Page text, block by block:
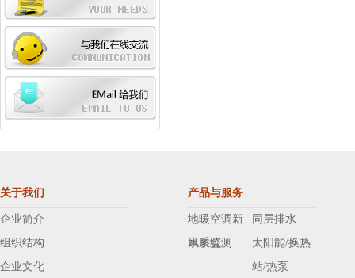
关于我们
企业简介
组织结构
企业文化
产品与服务
地暖空调新
风系统
同层排水
水质监测
太阳能/换热
站/热泵